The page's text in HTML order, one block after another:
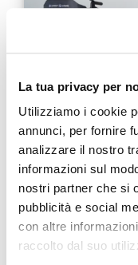
La tua privacy per
Utilizziamo i cookie
annunci, per fornire
analizzare il nostro
informazioni sul
nostri partner che si
pubblicità e social
con altre
raccolto dal suo
Identikit dei
essenziali
7 AGOSTO 2024
Secondo
settantenni la